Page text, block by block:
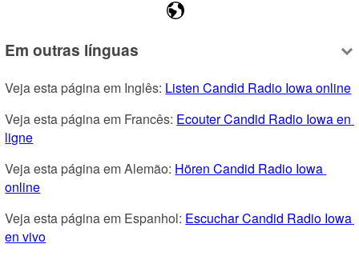
Em outras línguas
Veja esta página em Inglês: Listen Candid Radio Iowa online
Veja esta página em Francês: Ecouter Candid Radio Iowa en
ligne
Veja esta página em Alemão: Hören Candid Radio Iowa
online
Veja esta página em Espanhol: Escuchar Candid Radio Iowa
en vivo